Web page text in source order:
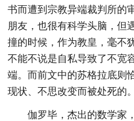
书而遭到宗教异端裁判所的
朋友，也很有科学头脑，但
撞的时候，作为教皇，毫不
不能不说是自私导致了不宽
端。而前文中的苏格拉底则
现状、不思改变而被处死的。
伽罗毕，杰出的数学家